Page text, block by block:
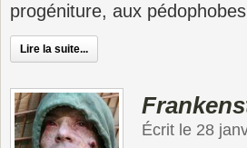
progéniture, aux
Lire la suite...
Écrit le 28